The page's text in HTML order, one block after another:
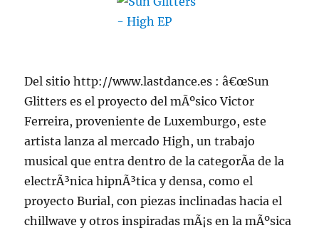
Del sitio http://www.lastdance.es : â€œSun
Glitters es el proyecto del mÃºsico Victor
Ferreira, proveniente de Luxemburgo, este
artista lanza al mercado High, un trabajo
musical que entra dentro de la categorÃ­a de la
electrÃ³nica hipnÃ³tica y densa, como el
proyecto Burial, con piezas inclinadas hacia el
chillwave y otros inspiradas mÃ¡s en la mÃºsica